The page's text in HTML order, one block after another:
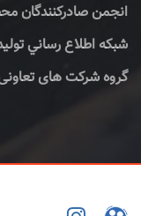
انجمن صادركنندگان
شبكه اطلاع رساني
گروه شرکت های تعاونی